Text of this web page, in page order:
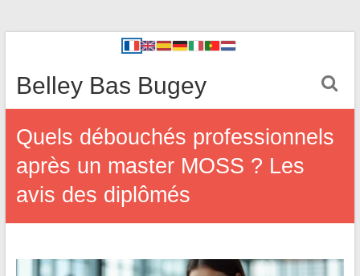
Belley Bas Bugey
Quels débouchés professionnels
après un master MOSS ? Les
avis des diplômés